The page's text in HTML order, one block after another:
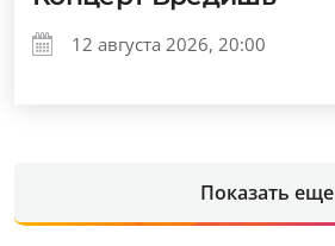
12 августа 2026, 20:00
Показать еще